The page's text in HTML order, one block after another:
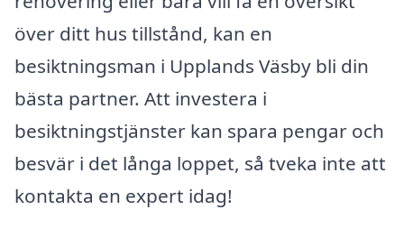
över ditt hus tillstånd, kan en
besiktningsman i Upplands Väsby bli din
bästa partner. Att investera i
besiktningstjänster kan spara pengar och
besvär i det långa loppet, så tveka inte att
kontakta en expert idag!